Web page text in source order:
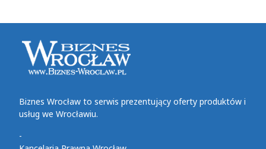
Biznes Wrocław to serwis prezentujący oferty produktów i
usług we Wrocławiu.
-